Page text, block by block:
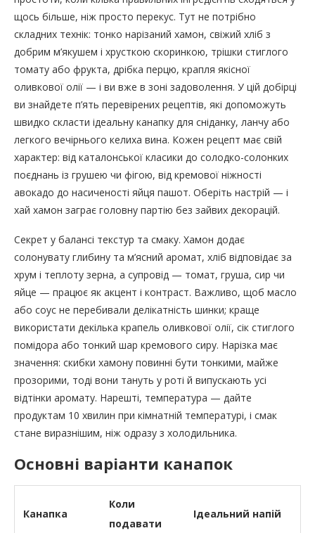
щось більше, ніж просто перекус. Тут не потрібно
складних технік: тонко нарізаний хамон, свіжий хліб з
добрим м’якушем і хрусткою скоринкою, трішки стиглого
томату або фрукта, дрібка перцю, крапля якісної
оливкової олії — і ви вже в зоні задоволення. У цій добірці
ви знайдете п’ять перевірених рецептів, які допоможуть
швидко скласти ідеальну канапку для сніданку, ланчу або
легкого вечірнього келиха вина. Кожен рецепт має свій
характер: від каталонської класики до солодко-солонких
поєднань із грушею чи фігою, від кремової ніжності
авокадо до насиченості яйця пашот. Оберіть настрій — і
хай хамон заграє головну партію без зайвих декорацій.
Секрет у балансі текстур та смаку. Хамон додає
солонувату глибину та м’ясний аромат, хліб відповідає за
хрум і теплоту зерна, а супровід — томат, груша, сир чи
яйце — працює як акцент і контраст. Важливо, щоб масло
або соус не перебивали делікатність шинки; краще
використати декілька крапель оливкової олії, сік стиглого
помідора або тонкий шар кремового сиру. Нарізка має
значення: скибки хамону повинні бути тонкими, майже
прозорими, тоді вони тануть у роті й випускають усі
відтінки аромату. Нарешті, температура — дайте
продуктам 10 хвилин при кімнатній температурі, і смак
стане виразнішим, ніж одразу з холодильника.
Основні варіанти канапок
Канапка
Коли
подавати
Ідеальний напій